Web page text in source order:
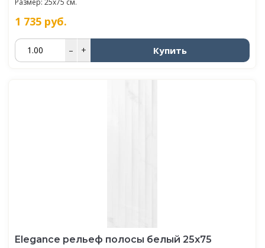
1 735 руб.
– + Купить
Elegance рельеф полосы белый 25х75